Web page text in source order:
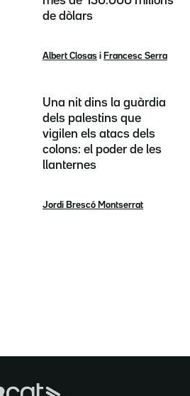
de dòlars
Albert Closas i Francesc Serra
Una nit dins la guàrdia
dels palestins que
vigilen els atacs dels
colons: el poder de les
llanternes
Jordi Brescó Montserrat